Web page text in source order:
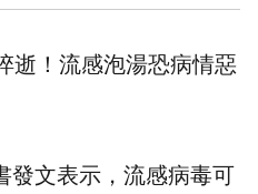
逝！流感泡湯恐病情惡
發文表示，流感病毒可